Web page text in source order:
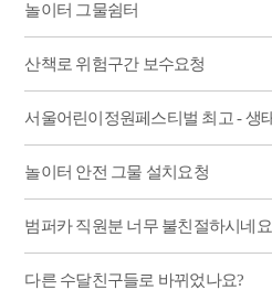
놀이터 그물쉼터
산책로 위험구간 보수요청
놀이터 안전 그물 설치요청
범퍼카 직원분 너무 불친절하시네요
다른 수달친구들로 바뀌었나요?